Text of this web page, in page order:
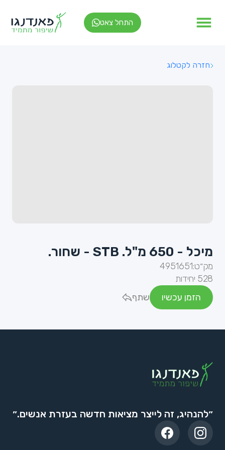
התחל צאט
חזרה לקטלוג
מיכל - 650 מ"ל. STB - שחור.
מק״ט:4951651
528 יחידות
הזמן עכשיו
שתף
״להנהיג, זה לייצר מציאות חדשה בעזרת אנשים.״